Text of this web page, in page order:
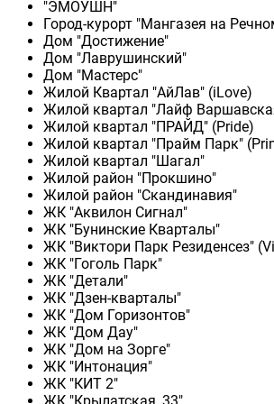
"ЭМОУШН"
Город-курорт "Мангазея на
Дом "Достижение"
Дом "Лаврушинский"
Дом "Мастерс"
Жилой Квартал "АйЛав" (iLove)
Жилой квартал "Лайф
Жилой квартал "ПРАЙД" (Pride)
Жилой квартал "Прайм Парк"
Жилой квартал "Шагал"
Жилой район "Прокшино"
Жилой район "Скандинавия"
ЖК "Аквилон Сигнал"
ЖК "Бунинские Кварталы"
ЖК "Виктори Парк Резиденсез"
ЖК "Гоголь Парк"
ЖК "Детали"
ЖК "Дзен-кварталы"
ЖК "Дом Горизонтов"
ЖК "Дом Дау"
ЖК "Дом на Зорге"
ЖК "Интонация"
ЖК "КИТ 2"